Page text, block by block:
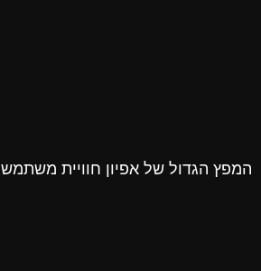
המפץ הגדול של אפיון חוויית משתמש